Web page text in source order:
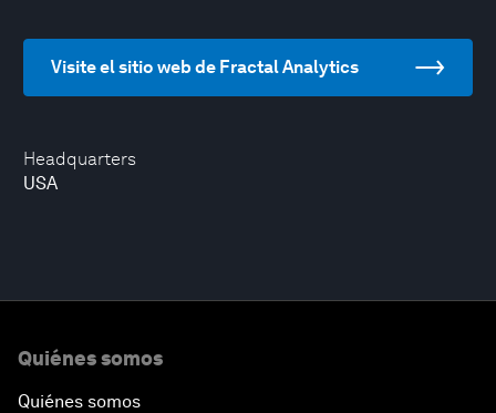
Headquarters
USA
Visite el sitio web de Fractal Analytics
Quiénes somos
Quiénes somos